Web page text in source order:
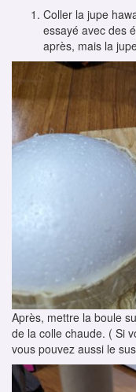
Coller la jupe
essayé avec des
après, mais la
Après, mettre la boule
de la colle chaude. ( Si
vous pouvez aussi le